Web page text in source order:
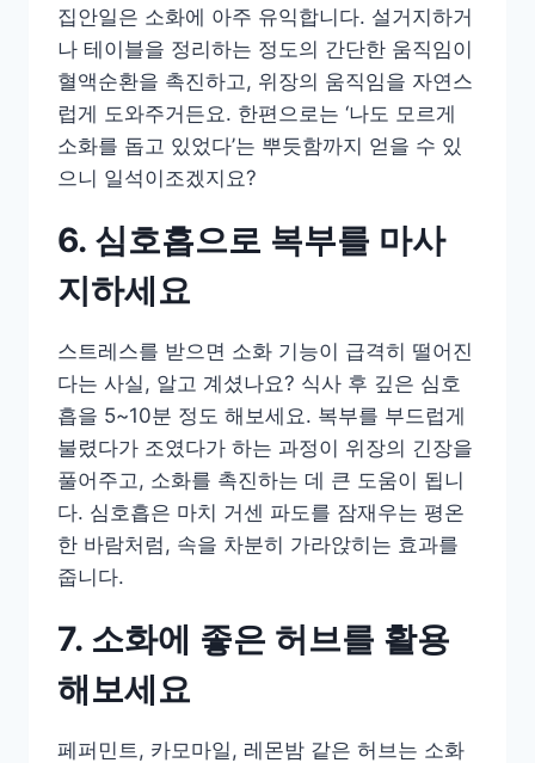
집안일은 소화에 아주 유익합니다. 설거지하거
나 테이블을 정리하는 정도의 간단한 움직임이
혈액순환을 촉진하고, 위장의 움직임을 자연스
럽게 도와주거든요. 한편으로는 ‘나도 모르게
소화를 돕고 있었다’는 뿌듯함까지 얻을 수 있
으니 일석이조겠지요?
6. 심호흡으로 복부를 마사
지하세요
스트레스를 받으면 소화 기능이 급격히 떨어진
다는 사실, 알고 계셨나요? 식사 후 깊은 심호
흡을 5~10분 정도 해보세요. 복부를 부드럽게
불렸다가 조였다가 하는 과정이 위장의 긴장을
풀어주고, 소화를 촉진하는 데 큰 도움이 됩니
다. 심호흡은 마치 거센 파도를 잠재우는 평온
한 바람처럼, 속을 차분히 가라앉히는 효과를
줍니다.
7. 소화에 좋은 허브를 활용
해보세요
페퍼민트, 카모마일, 레몬밤 같은 허브는 소화